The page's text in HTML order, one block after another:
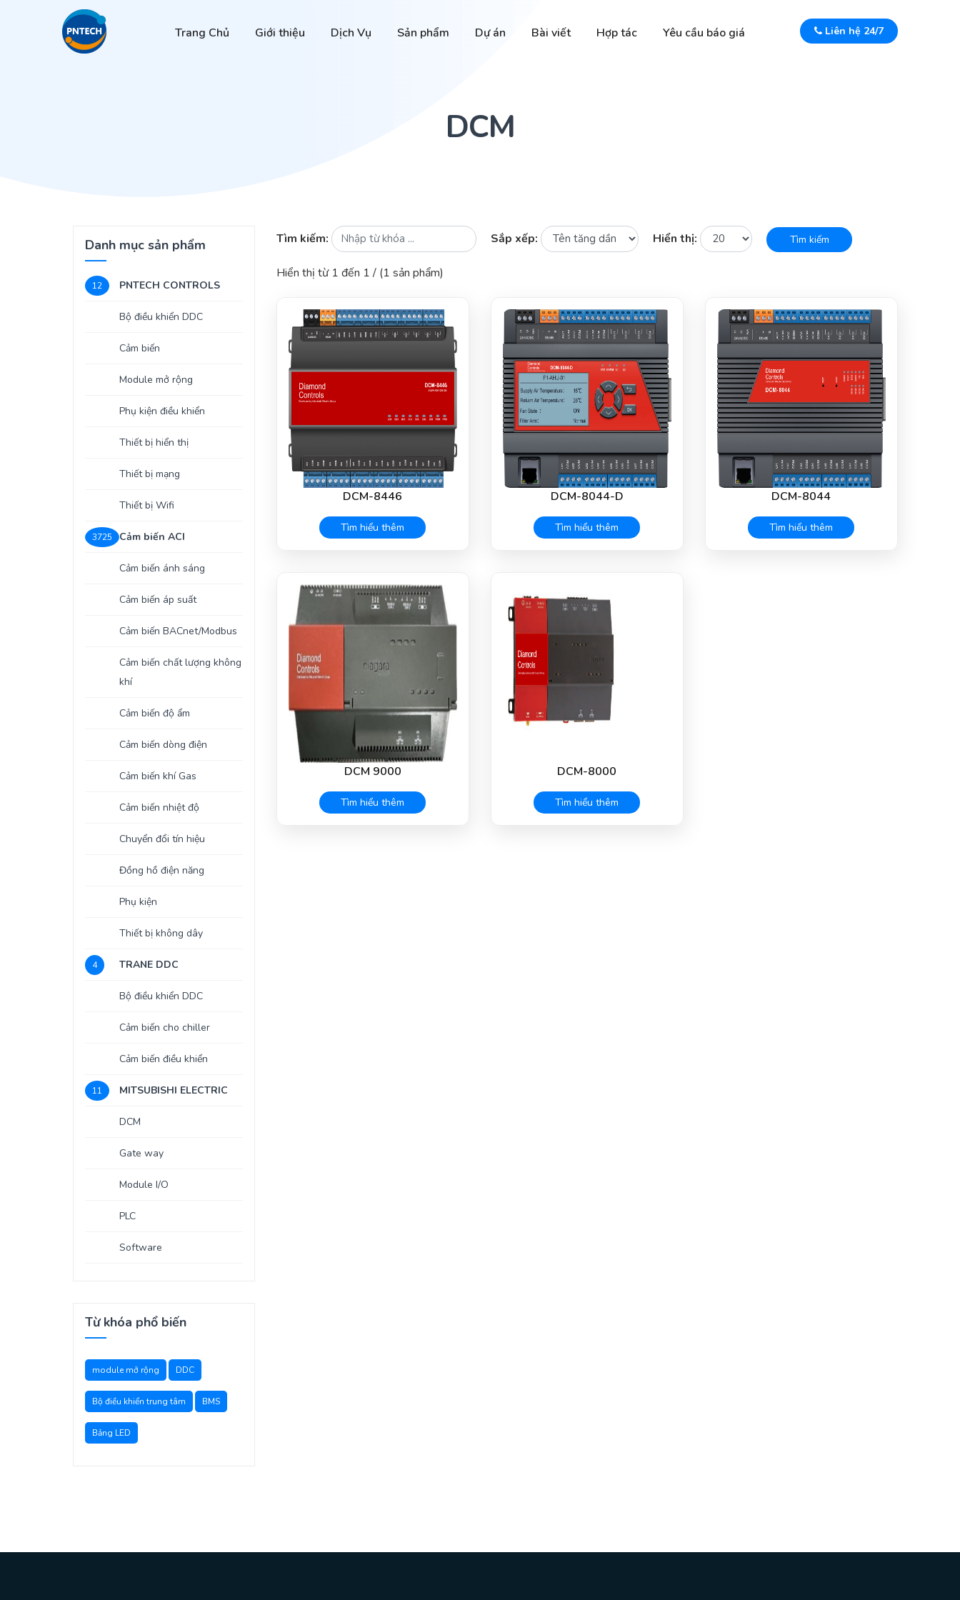
Trang Chủ Giới thiệu Dịch Vụ Sản phẩm Dự án Bài viết Hợp tác Yêu cầu báo giá Liên hệ 24/7
DCM
Danh mục sản phẩm
12 PNTECH CONTROLS
Bộ điều khiển DDC
Cảm biến
Module mở rộng
Phụ kiện điều khiển
Thiết bị hiển thị
Thiết bị mạng
Thiết bị Wifi
3725 Cảm biến ACI
Cảm biến ánh sáng
Cảm biến áp suất
Cảm biến BACnet/Modbus
Cảm biến chất lượng không
khí
Cảm biến độ ẩm
Cảm biến dòng điện
Cảm biến khí Gas
Cảm biến nhiệt độ
Chuyển đổi tín hiệu
Đồng hồ điện năng
Phụ kiện
Thiết bị không dây
4 TRANE DDC
Bộ điều khiển DDC
Cảm biến cho chiller
Cảm biến điều khiển
11 MITSUBISHI ELECTRIC
DCM
Gate way
Module I/O
PLC
Software
Từ khóa phổ biến
module mở rộng DDC
Bộ điều khiển trung tâm BMS
Bảng LED
Tìm kiếm: Sắp xếp: Hiển thị: Tìm kiếm
Hiển thị từ 1 đến 1 / (1 sản phẩm)
DCM-8446
Tìm hiểu thêm
DCM-8044-D
Tìm hiểu thêm
DCM-8044
Tìm hiểu thêm
DCM 9000
Tìm hiểu thêm
DCM-8000
Tìm hiểu thêm